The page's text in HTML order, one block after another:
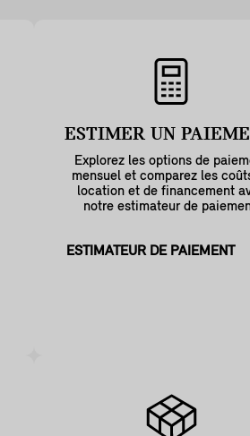
ESTIMER UN
Explorez les options de
mensuel et comparez les
location et de financement
notre estimateur de
ESTIMATEUR DE PAIEMENT